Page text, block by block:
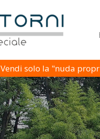
Vendi solo la "nuda